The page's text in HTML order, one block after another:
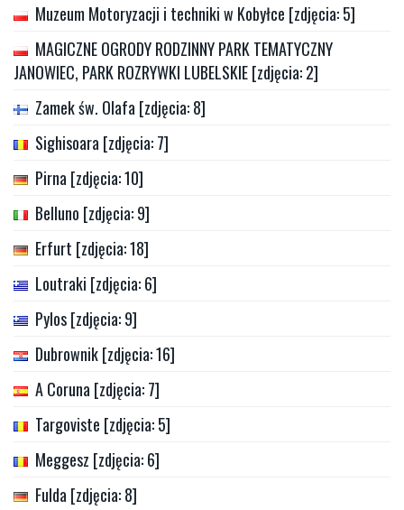
Muzeum Motoryzacji i techniki w Kobyłce [zdjęcia: 5]
MAGICZNE OGRODY RODZINNY PARK TEMATYCZNY
JANOWIEC, PARK ROZRYWKI LUBELSKIE [zdjęcia: 2]
Zamek św. Olafa [zdjęcia: 8]
Sighisoara [zdjęcia: 7]
Pirna [zdjęcia: 10]
Belluno [zdjęcia: 9]
Erfurt [zdjęcia: 18]
Loutraki [zdjęcia: 6]
Pylos [zdjęcia: 9]
Dubrownik [zdjęcia: 16]
A Coruna [zdjęcia: 7]
Targoviste [zdjęcia: 5]
Meggesz [zdjęcia: 6]
Fulda [zdjęcia: 8]